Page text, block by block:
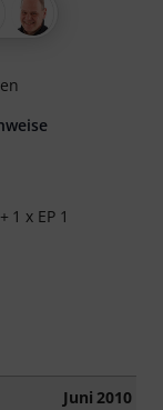
1 x EP 1
Juni 2010